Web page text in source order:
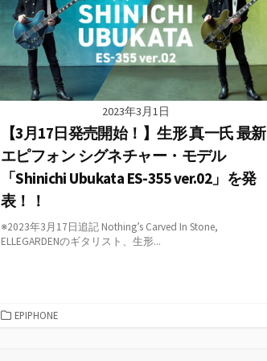
2023年3月1日
【3月17日発売開始！】生形 真一氏 最新
エピフォン シグネチャー・モデル
「Shinichi Ubukata ES-355 ver.02」を発
表！！
※2023年3月17日追記 Nothing’s Carved In Stone,
ELLEGARDENのギタリスト、生形...
カEPIPHONE